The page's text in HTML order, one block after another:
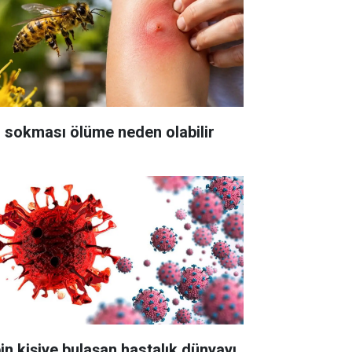
sokması ölüme neden olabilir